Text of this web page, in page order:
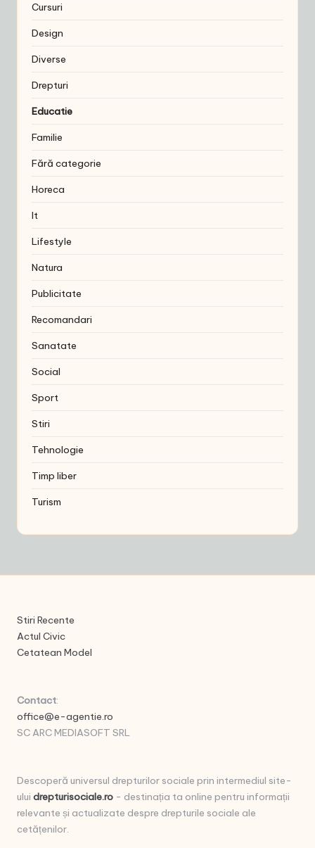
Cursuri
Design
Diverse
Drepturi
Educatie
Familie
Fără categorie
Horeca
It
Lifestyle
Natura
Publicitate
Recomandari
Sanatate
Social
Sport
Stiri
Tehnologie
Timp liber
Turism
Stiri Recente
Actul Civic
Cetatean Model
Contact:
office@e-agentie.ro
SC ARC MEDIASOFT SRL
Descoperă universul drepturilor sociale prin intermediul site-
ului drepturisociale.ro - destinația ta online pentru informații
relevante și actualizate despre drepturile sociale ale
cetățenilor.